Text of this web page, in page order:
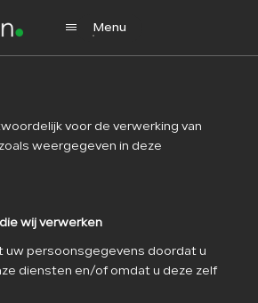
Menu
Aanbod
Verkocht
Over ons
voor de verwerking van
weergegeven in deze
wij verwerken
uw persoonsgegevens doordat u
diensten en/of omdat u deze zelf